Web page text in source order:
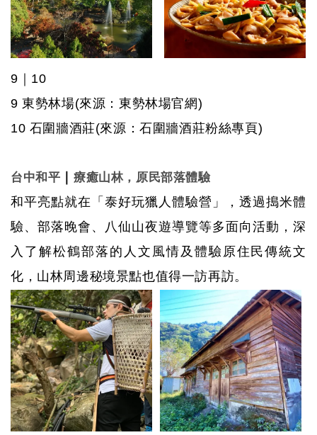
9 ｜ 10
9東勢林場(來源：東勢林場官網)
10 石圍牆酒莊(來源：石圍牆酒莊粉絲專頁)
台中和平 ｜療癒山林，原民部落體驗
和平亮點就在「泰好玩獵人體驗營」，透過搗米體
驗、部落晚會、八仙山夜遊導覽等多面向活動，深
入了解松鶴部落的人文風情及體驗原住民傳統文
化，山林周邊秘境景點也值得一訪再訪。